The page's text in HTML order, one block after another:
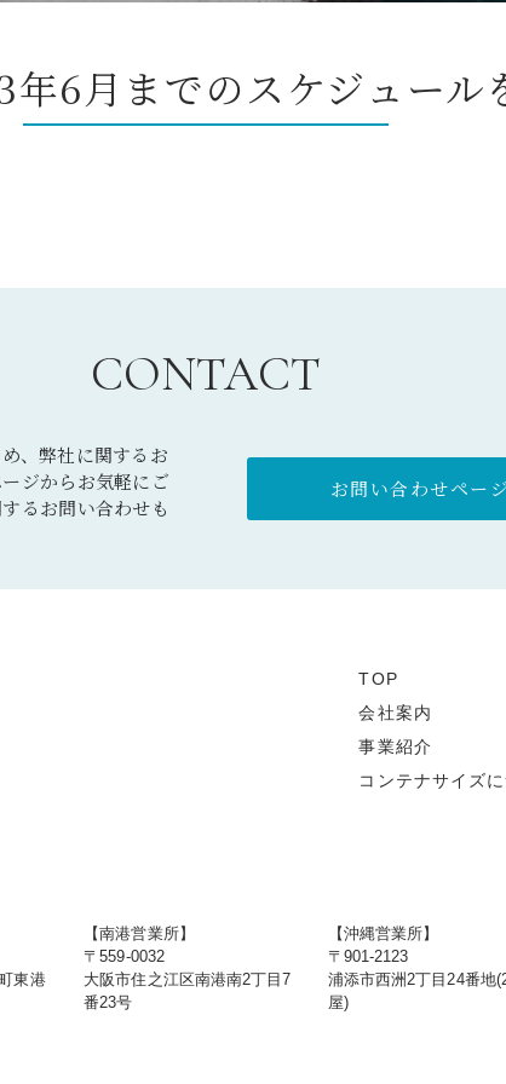
6月までのスケジュール
CONTACT
、弊社に関するお
ジからお気軽にご
るお問い合わせも
お問い合わせペー
TOP
会社案内
事業紹介
コンテナサイズ
東港
【南港営業所】
〒559-0032
大阪市住之江区南港南2丁目7
番23号
【沖縄営業所】
〒901-2123
浦添市西洲2丁目24番地
屋)